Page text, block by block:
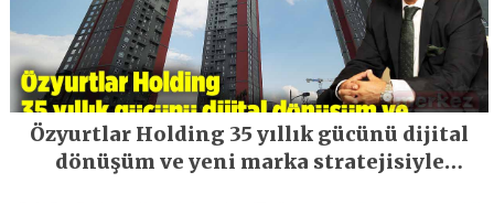
Özyurtlar Holding 35 yıllık gücünü dijital
dönüşüm ve yeni marka stratejisiyle